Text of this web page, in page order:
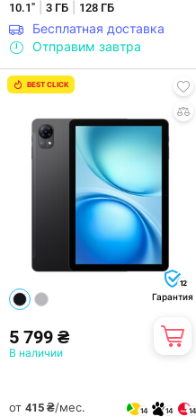
10.1"
3 ГБ 128 ГБ
Бесплатная доставка
Отправим завтра
BEST CLICK
12
Гарантия
5 799 ₴
В наличии
от 415 ₴/мес. 14 14 14